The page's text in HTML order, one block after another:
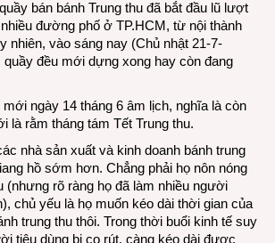
đã
bán bánh Trung thu đã bắt đầu lũ lượt
đường phố ở TP.HCM, từ nội thành
nhiên, vào sáng nay (Chủ nhật 21-7-
quầy đều mới dựng xong hay còn đang
ngày 14 tháng 6 âm lịch, nghĩa là còn
là rằm tháng tám Tết Trung thu.
nhà sản xuất và kinh doanh bánh trung
hồ sớm hơn. Chẳng phải họ nôn nóng
(nhưng rõ ràng họ đã làm nhiều người
chủ yếu là họ muốn kéo dài thời gian của
trung thu thôi. Trong thời buổi kinh tế suy
tiêu dùng bị co rút, càng kéo dài được